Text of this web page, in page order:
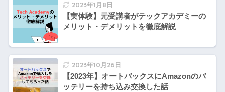
2023年1月8日
【実体験】元受講者がテックアカデミーの
メリット・デメリットを徹底解説
2023年10月26日
【2023年】オートバックスにAmazonのバ
ッテリーを持ち込み交換した話